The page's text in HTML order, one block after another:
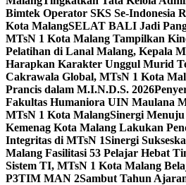
Bimtek Operator SKS Se-Indonesia
Kota MalangSELAT BALI Jadi
MTsN 1 Kota Malang Tampilkan
Pelatihan di Lanal Malang, Kepala
Harapkan Karakter Unggul Murid
Cakrawala Global, MTsN 1 Kota
Prancis dalam M.I.N.D.S. 2026
Fakultas Humaniora UIN Maulana
MTsN 1 Kota MalangSinergi
Kemenag Kota Malang Lakukan
Integritas di MTsN 1Sinergi
Malang Fasilitasi 53 Pelajar Hebat
Sistem TI, MTsN 1 Kota Malang
P3TIM MAN 2Sambut Tahun